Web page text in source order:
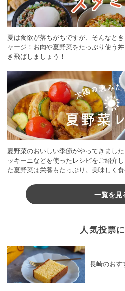
夏は食欲が落ちがちですが、そんなと
ャージ！お肉や夏野菜をたっぷり使う
き飛ばしましょう！
夏野菜のおいしい季節がやってきまし
ッキーニなどを使ったレシピをご紹介
た夏野菜は栄養もたっぷり。美味しく
一覧を見
人気投票
長崎のおす